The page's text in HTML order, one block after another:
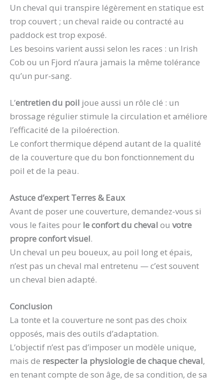
Un cheval qui transpire légèrement en statique est
trop couvert ; un cheval raide ou contracté au
paddock est trop exposé.
Les besoins varient aussi selon les races : un Irish
Cob ou un Fjord n’aura jamais la même tolérance
qu’un pur-sang.
L’entretien du poil joue aussi un rôle clé : un
brossage régulier stimule la circulation et améliore
l’efficacité de la piloérection.
Le confort thermique dépend autant de la qualité
de la couverture que du bon fonctionnement du
poil et de la peau.
Astuce d’expert Terres & Eaux
Avant de poser une couverture, demandez-vous si
vous le faites pour le confort du cheval ou votre
propre confort visuel.
Un cheval un peu boueux, au poil long et épais,
n’est pas un cheval mal entretenu — c’est souvent
un cheval bien adapté.
Conclusion
La tonte et la couverture ne sont pas des choix
opposés, mais des outils d’adaptation.
L’objectif n’est pas d’imposer un modèle unique,
mais de respecter la physiologie de chaque cheval,
en tenant compte de son âge, de sa condition, de sa